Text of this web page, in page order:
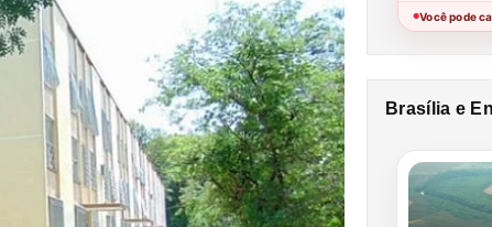
●Você pode
Brasília e